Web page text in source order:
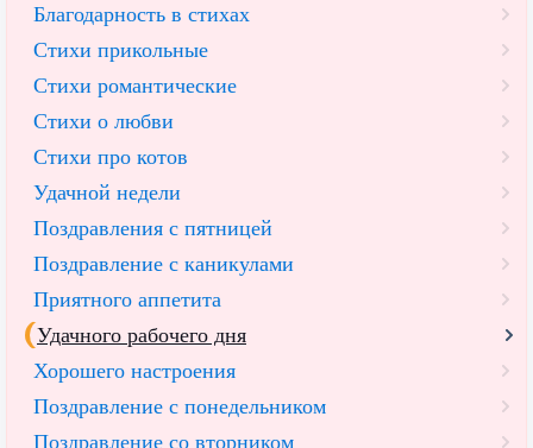
Благодарность в стихах
Стихи прикольные
Стихи романтические
Стихи о любви
Стихи про котов
Удачной недели
Поздравления с пятницей
Поздравление с каникулами
Приятного аппетита
Удачного рабочего дня
Хорошего настроения
Поздравление с понедельником
Поздравление со вторником